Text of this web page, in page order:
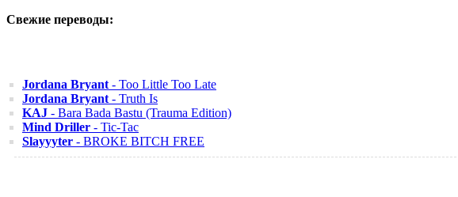
Свежие переводы:
Jordana Bryant - Too Little Too Late
Jordana Bryant - Truth Is
KAJ - Bara Bada Bastu (Trauma Edition)
Mind Driller - Tic-Tac
Slayyyter - BROKE BITCH FREE